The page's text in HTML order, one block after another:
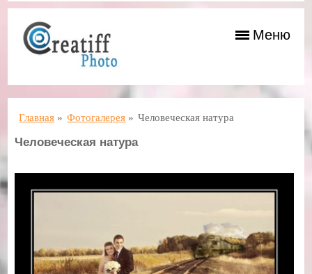
Меню
Главная » Фотогалерея » Человеческая натура
Человеческая натура